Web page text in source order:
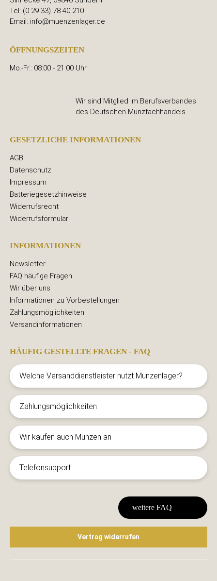
Tel: (0 29 33) 78 40 210
Email: info@muenzenlager.de
ÖFFNUNGSZEITEN
Mo.-Fr.: 08:00 - 21:00 Uhr
Wir sind Mitglied im Berufsverbandes
des Deutschen Münzfachhandels
GESETZLICHE INFORMATIONEN
AGB
Datenschutz
Impressum
Batteriegesetzhinweise
Widerrufsrecht
Widerrufsformular
INFORMATIONEN
Newsletter
FAQ häufige Fragen
Wir über uns
Informationen zu Vorbestellungen
Zahlungsmöglichkeiten
Versandinformationen
HÄUFIG GESTELLTE FRAGEN - FAQ
Welche Versanddienstleister nutzt Münzenlager?
Zahlungsmöglichkeiten
Wir kaufen auch Münzen an
Telefonsupport
weitere FAQ
Vertrag widerrufen